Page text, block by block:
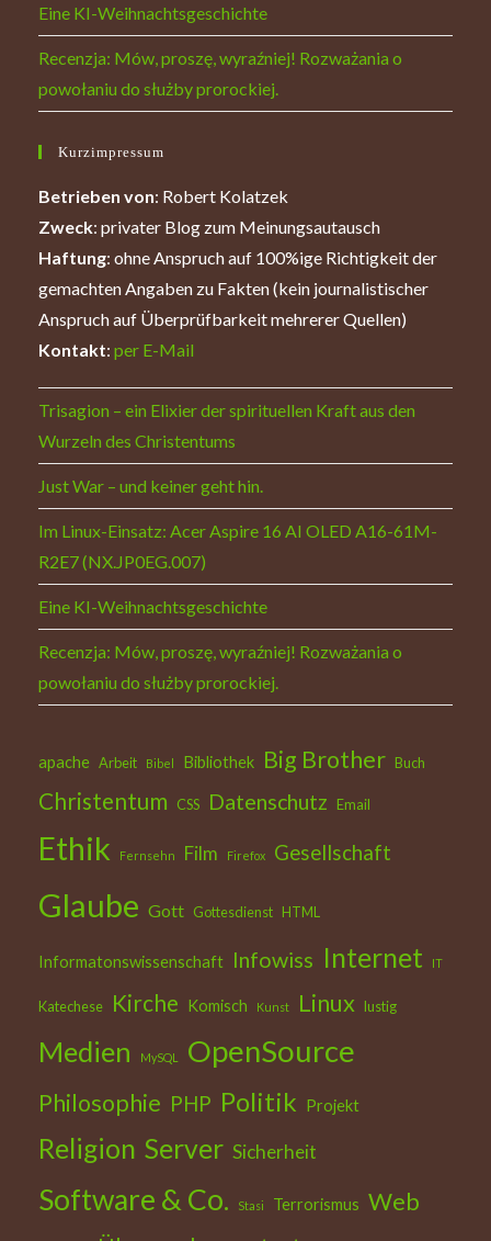
Eine KI-Weihnachtsgeschichte
Recenzja: Mów, proszę, wyraźniej! Rozważania o
powołaniu do służby prorockiej.
Kurzimpressum
Betrieben von: Robert Kolatzek
Zweck: privater Blog zum Meinungsautausch
Haftung: ohne Anspruch auf 100%ige Richtigkeit der
gemachten Angaben zu Fakten (kein journalistischer
Anspruch auf Überprüfbarkeit mehrerer Quellen)
Kontakt: per E-Mail
Trisagion – ein Elixier der spirituellen Kraft aus den
Wurzeln des Christentums
Just War – und keiner geht hin.
Im Linux-Einsatz: Acer Aspire 16 AI OLED A16-61M-
R2E7 (NX.JP0EG.007)
Eine KI-Weihnachtsgeschichte
Recenzja: Mów, proszę, wyraźniej! Rozważania o
powołaniu do służby prorockiej.
apache Arbeit Bibel Bibliothek Big Brother Buch
Christentum CSS Datenschutz Email
Ethik Fernsehn Film Firefox Gesellschaft
Glaube Gott Gottesdienst HTML
Informatonswissenschaft Infowiss Internet IT
Katechese Kirche Komisch Kunst Linux lustig
Medien MySQL OpenSource
Philosophie PHP Politik Projekt
Religion Server Sicherheit
Software & Co. Stasi Terrorismus Web